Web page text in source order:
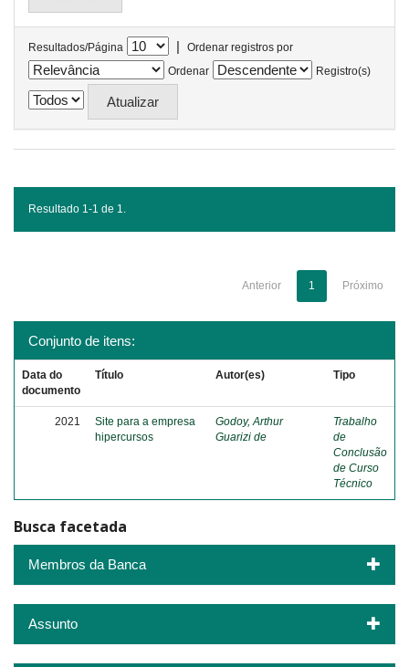
Resultados/Página |
Ordenar registros por
Ordenar
Registro(s)
Resultado 1-1 de 1.
Anterior 1 Próximo
Conjunto de itens:
Data do
documento
Título Autor(es) Tipo
2021
Site para a empresa
hipercursos
Godoy, Arthur
Guarizi de
Trabalho
de
Conclusão
de Curso
Técnico
Busca facetada
Membros da Banca
Assunto